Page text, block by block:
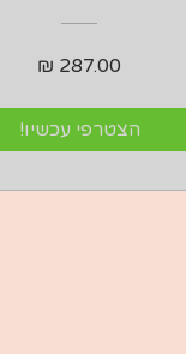
הצטרפי עכשיו!